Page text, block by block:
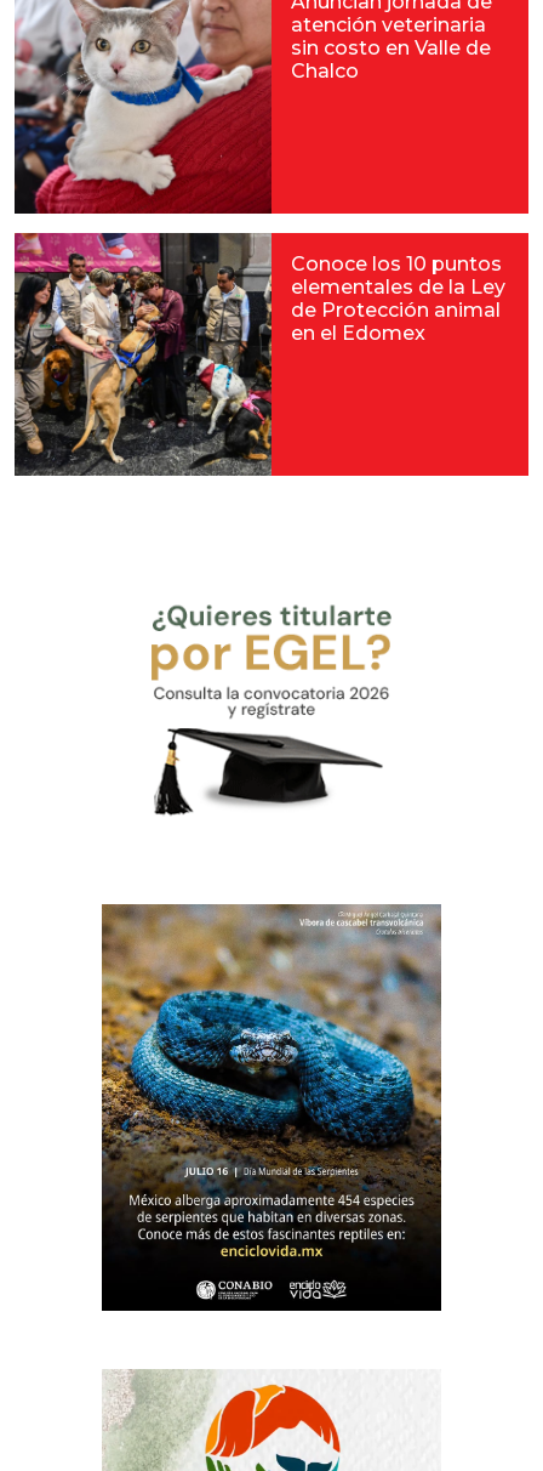
atención veterinaria
sin costo en Valle de
Chalco
Conoce los 10 puntos
elementales de la Ley
de Protección animal
en el Edomex